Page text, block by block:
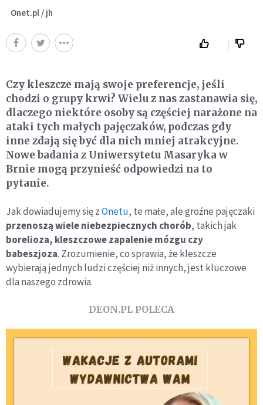
Onet.pl / jh
Czy kleszcze mają swoje preferencje, jeśli
chodzi o grupy krwi? Wielu z nas zastanawia się,
dlaczego niektóre osoby są częściej narażone na
ataki tych małych pajęczaków, podczas gdy
inne zdają się być dla nich mniej atrakcyjne.
Nowe badania z Uniwersytetu Masaryka w
Brnie mogą przynieść odpowiedzi na to
pytanie.
Jak dowiadujemy się zOnetu, te małe, ale groźne pajęczaki
przenoszą wiele niebezpiecznych chorób, takich jak
borelioza, kleszczowe zapalenie mózgu czy
babeszjoza. Zrozumienie, co sprawia, że kleszcze
wybierają jednych ludzi częściej niż innych, jest kluczowe
dla naszego zdrowia.
DEON.PL POLECA